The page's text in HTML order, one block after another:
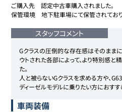
ご購入先　認定中古車購入されました。
保管環境　地下駐車場にて保管されており
スタッフコメント
Gクラスの圧倒的な存在感はそのままに
ウトされた各部によって、より特別感
た。
人と被らないGクラスを求める方や、
ディーゼルモデルに乗りたい方におす
車両装備